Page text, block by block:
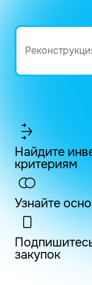
Найдите
критериям
Узнайте
закупок